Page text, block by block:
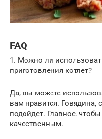
FAQ
1. Можно ли
приготовления котлет?
Да, вы можете
вам нравится. Говядина,
подойдет. Главное,
качественным.